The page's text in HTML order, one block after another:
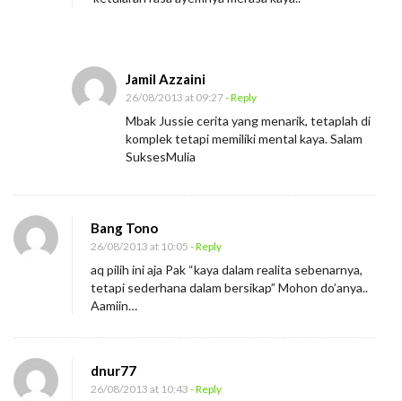
Jamil Azzaini
26/08/2013 at 09:27- Reply
Mbak Jussie cerita yang menarik, tetaplah di
komplek tetapi memiliki mental kaya. Salam
SuksesMulia
Bang Tono
26/08/2013 at 10:05 - Reply
aq pilih ini aja Pak “kaya dalam realita sebenarnya,
tetapi sederhana dalam bersikap” Mohon do’anya..
Aamiin…
dnur77
26/08/2013 at 10:43 - Reply